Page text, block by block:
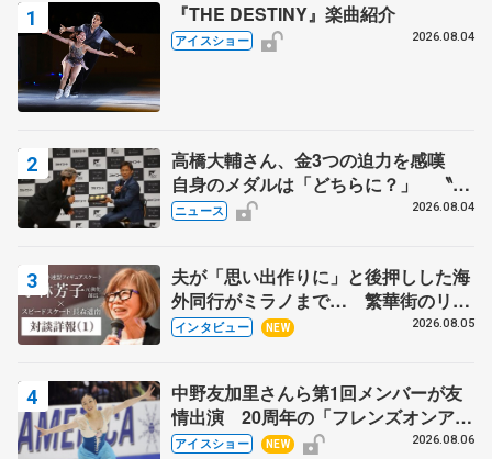
『THE DESTINY』楽曲紹介
アイスショー 2026.08.04
高橋大輔さん、金3つの迫力を感嘆
自身のメダルは「どちらに？」 〝リ
ス兄弟〟オリンピック3連覇の野村忠
ニュース 2026.08.04
夫が「思い出作りに」と後押しした海
外同行がミラノまで… 繁華街のリン
クでは不良のお兄さんも味方に 小林
インタビュー NEW 2026.08.05
中野友加里さんら第1回メンバーが友
情出演 20周年の「フレンズオンアイ
ス」 宮本賢二さん、有川梨絵さん、
アイスショー NEW 2026.08.06